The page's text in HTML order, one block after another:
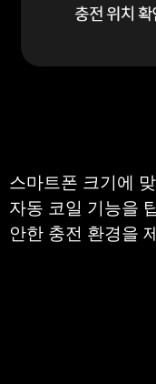
스마트폰 크기에
자동 코일 기능을
안한 충전 환경을